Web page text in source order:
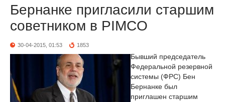
Бернанке пригласили старшим
советником в PIMCO
30-04-2015, 01:53 1853
Бывший председатель
Федеральной резервной
системы (ФРС) Бен
Бернанке был
приглашен старшим